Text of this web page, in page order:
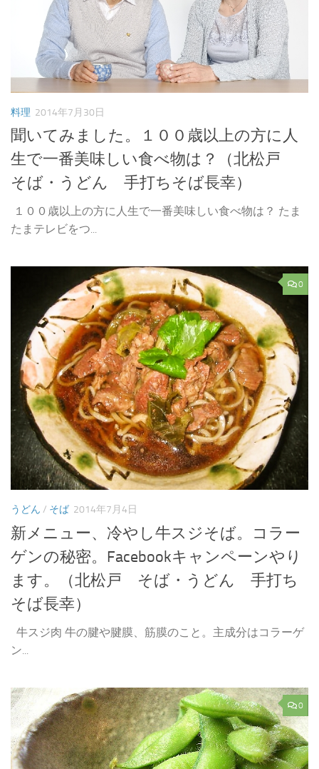
料理 2014年7月30日
聞いてみました。１００歳以上の方に人
生で一番美味しい食べ物は？（北松戸
そば・うどん 手打ちそば長幸）
１００歳以上の方に人生で一番美味しい食べ物は？ たま
たまテレビをつ...
0
うどん / そば 2014年7月4日
新メニュー、冷やし牛スジそば。コラー
ゲンの秘密。Facebookキャンペーンやり
ます。（北松戸 そば・うどん 手打ち
そば長幸）
牛スジ肉 牛の腱や腱膜、筋膜のこと。主成分はコラーゲ
ン...
0